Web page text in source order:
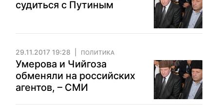
судиться с Путиным
29.11.2017 19:28 ПОЛИТИКА
Умерова и Чийгоза
обменяли на российских
агентов, – СМИ